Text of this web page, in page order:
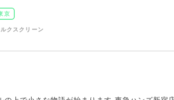
京
クスクリーン